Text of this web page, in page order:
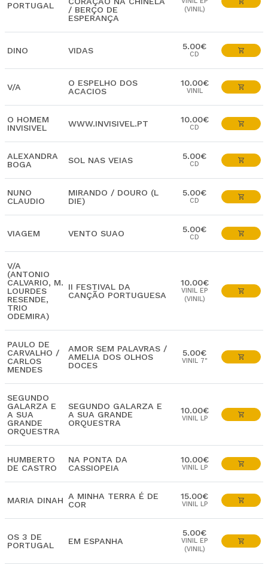
PORTUGAL
/ BERÇO DE
ESPERANÇA
(VINIL)
DINO VIDAS 5.00€
CD
V/A
O ESPELHO DOS
ACACIOS
10.00€
VINIL
O HOMEM
INVISIVEL
WWW.INVISIVEL.PT 10.00€
CD
ALEXANDRA
BOGA
SOL NAS VEIAS 5.00€
CD
NUNO
CLAUDIO
MIRANDO / DOURO (L
DIE)
5.00€
CD
VIAGEM VENTO SUAO 5.00€
CD
V/A
(ANTONIO
CALVARIO, M.
LOURDES
RESENDE,
TRIO
ODEMIRA)
II FESTIVAL DA
CANÇÃO PORTUGUESA
10.00€
VINIL EP
(VINIL)
PAULO DE
CARVALHO /
CARLOS
MENDES
AMOR SEM PALAVRAS /
AMELIA DOS OLHOS
DOCES
5.00€
VINIL 7"
SEGUNDO
GALARZA E
A SUA
GRANDE
ORQUESTRA
SEGUNDO GALARZA E
A SUA GRANDE
ORQUESTRA
10.00€
VINIL LP
HUMBERTO
DE CASTRO
NA PONTA DA
CASSIOPEIA
10.00€
VINIL LP
MARIA DINAH
A MINHA TERRA É DE
COR
15.00€
VINIL LP
OS 3 DE
PORTUGAL
EM ESPANHA
5.00€
VINIL EP
(VINIL)